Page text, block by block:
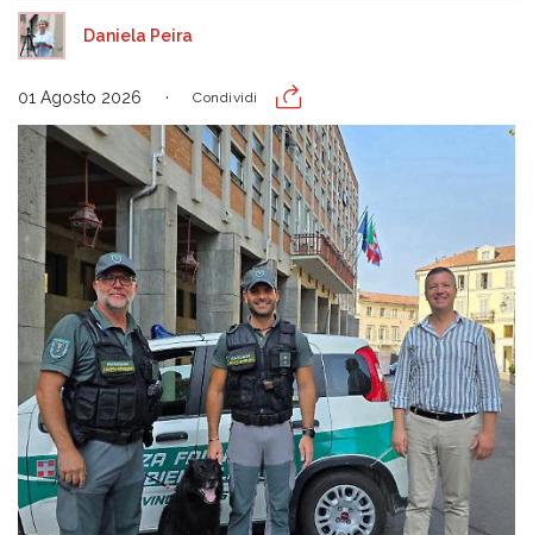
Daniela Peira
01 Agosto 2026 Condividi